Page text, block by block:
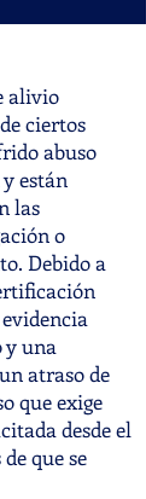
alivio
ciertos
abuso
están
las
o
Debido a
y una
atraso de
que exige
desde el
que se